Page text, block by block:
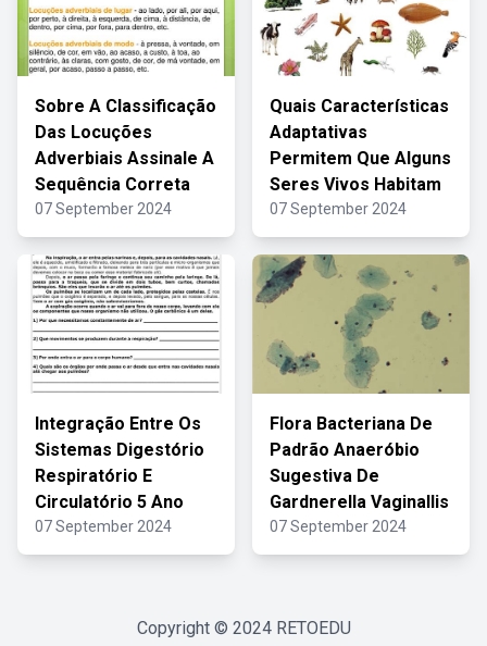
Sobre A Classificação
Das Locuções
Adverbiais Assinale A
Sequência Correta
07 September 2024
Quais Características
Adaptativas
Permitem Que Alguns
Seres Vivos Habitam
07 September 2024
Integração Entre Os
Sistemas Digestório
Respiratório E
Circulatório 5 Ano
07 September 2024
Flora Bacteriana De
Padrão Anaeróbio
Sugestiva De
Gardnerella Vaginallis
07 September 2024
Copyright © 2024 RETOEDU